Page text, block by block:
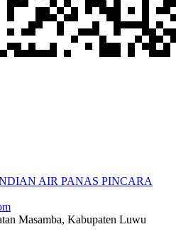
AIR PANAS PINCARA
Masamba, Kabupaten Luwu